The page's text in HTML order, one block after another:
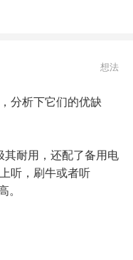
歌，总之就是多方资
繁的让天猫精灵给他
一，二，三几个学习
想法
分析下它们的优缺
耐用，还配了备用电
听，刷牛或者听
。
在喜马拉雅买了不少